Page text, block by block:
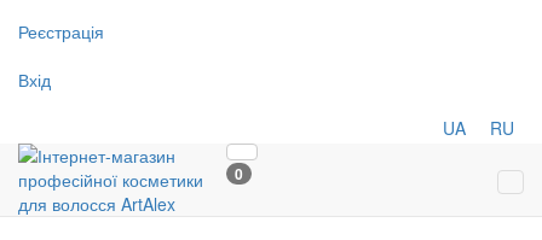
Реєстрація
Вхід
UA RU
0